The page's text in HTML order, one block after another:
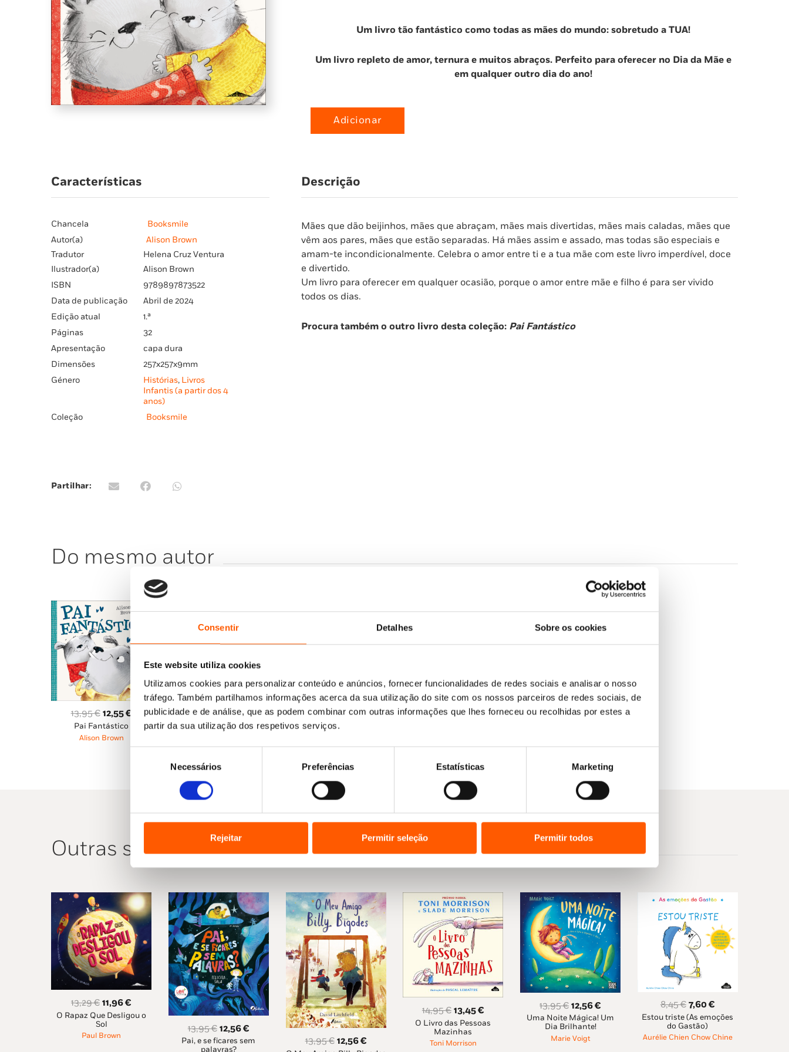
Consentir Detalhes Sobre os cookies
Este website utiliza cookies
Utilizamos cookies para personalizar conteúdo e anúncios, fornecer funcionalidades de redes sociais e analisar o nosso
tráfego. Também partilhamos informações acerca da sua utilização do site com os nossos parceiros de redes sociais, de
publicidade e de análise, que as podem combinar com outras informações que lhes forneceu ou recolhidas por estes a
partir da sua utilização dos respetivos serviços.
consentimento
Necessários Preferências Estatísticas Marketing
Rejeitar Permitir seleção Permitir todos
Um livro tão fantástico como todas as mães do mundo: sobretudo a TUA!
Um livro repleto de amor, ternura e muitos abraços. Perfeito para oferecer no Dia da Mãe e
em qualquer outro dia do ano!
Quantidade
Adicionar
Características
Chancela
Booksmile
Autor(a)
Alison Brown
Tradutor
Helena Cruz Ventura
Ilustrador(a)
Alison Brown
ISBN
9789897873522
Data de publicação
Abril de 2024
Edição atual
1.ª
Páginas
32
Apresentação
capa dura
Dimensões
257x257x9mm
Género
Histórias, Livros
Infantis (a partir dos 4
anos)
Coleção
Booksmile
Partilhar:
Descrição
Mães que dão beijinhos, mães que abraçam, mães mais divertidas, mães mais caladas, mães que
vêm aos pares, mães que estão separadas. Há mães assim e assado, mas todas são especiais e
amam-te incondicionalmente. Celebra o amor entre ti e a tua mãe com este livro imperdível, doce
e divertido.
Um livro para oferecer em qualquer ocasião, porque o amor entre mãe e filho é para ser vivido
todos os dias.
Procura também o outro livro desta coleção: Pai Fantástico
Do mesmo autor
13,95€ O
preço
original
12,55€
preço
Pai Fantástico
Alison Brown
Outras sugestões
13,29€ O
preço
original
11,96€
preço
O Rapaz Que Desligou o
Sol
Paul Brown
13,95€ O
preço
12,56€O
preço
Pai, e se ficares sem
palavras?
13,95€ O
12,56€O
14,95€ O
preço
original
13,45€O
preço
O Livro das Pessoas
Mazinhas
Toni Morrison
13,95€ O
preço
original
12,56€
preço
Uma Noite Mágica! Um
Dia Brilhante!
Marie Voigt
8,45€ O
preço
original
7,60€O
preço
atual
Estou triste (As emoções
do Gastão)
Aurélie Chien Chow Chine